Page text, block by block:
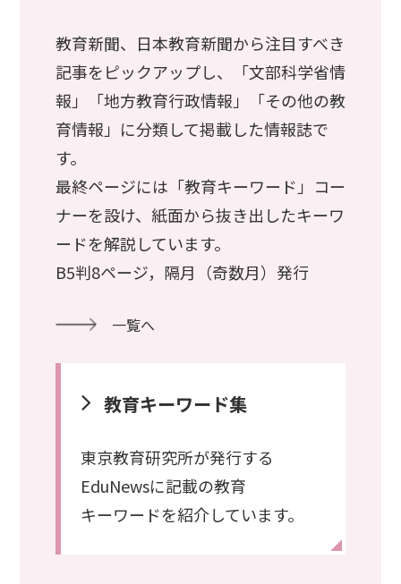
教育新聞、日本教育新聞から注目すべき
記事をピックアップし、「文部科学省情
報」「地方教育行政情報」「その他の教
育情報」に分類して掲載した情報誌で
す。
最終ページには「教育キーワード」コー
ナーを設け、紙面から抜き出したキーワ
ードを解説しています。
B5判8ページ，隔月（奇数月）発行
一覧へ
教育キーワード集
東京教育研究所が発行する
EduNewsに記載の教育
キーワードを紹介しています。